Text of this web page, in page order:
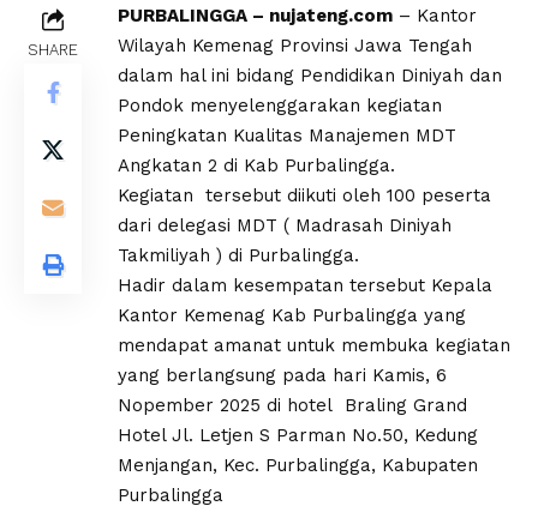
SHARE
PURBALINGGA – nujateng.com – Kantor
Wilayah Kemenag Provinsi Jawa Tengah
dalam hal ini bidang Pendidikan Diniyah dan
Pondok menyelenggarakan kegiatan
Peningkatan Kualitas Manajemen MDT
Angkatan 2 di Kab Purbalingga.
Kegiatan tersebut diikuti oleh 100 peserta
dari delegasi MDT ( Madrasah Diniyah
Takmiliyah ) di Purbalingga.
Hadir dalam kesempatan tersebut Kepala
Kantor Kemenag Kab Purbalingga yang
mendapat amanat untuk membuka kegiatan
yang berlangsung pada hari Kamis, 6
Nopember 2025 di hotel Braling Grand
Hotel Jl. Letjen S Parman No.50, Kedung
Menjangan, Kec. Purbalingga, Kabupaten
Purbalingga